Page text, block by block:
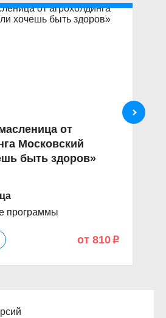
от
Московский
быть здоров»
программы
от 810 p